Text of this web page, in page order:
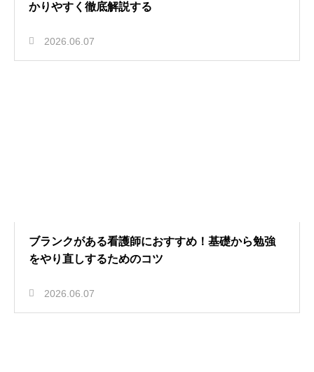
かりやすく徹底解説する
2026.06.07
ブランクがある看護師におすすめ！基礎から勉強
をやり直しするためのコツ
2026.06.07